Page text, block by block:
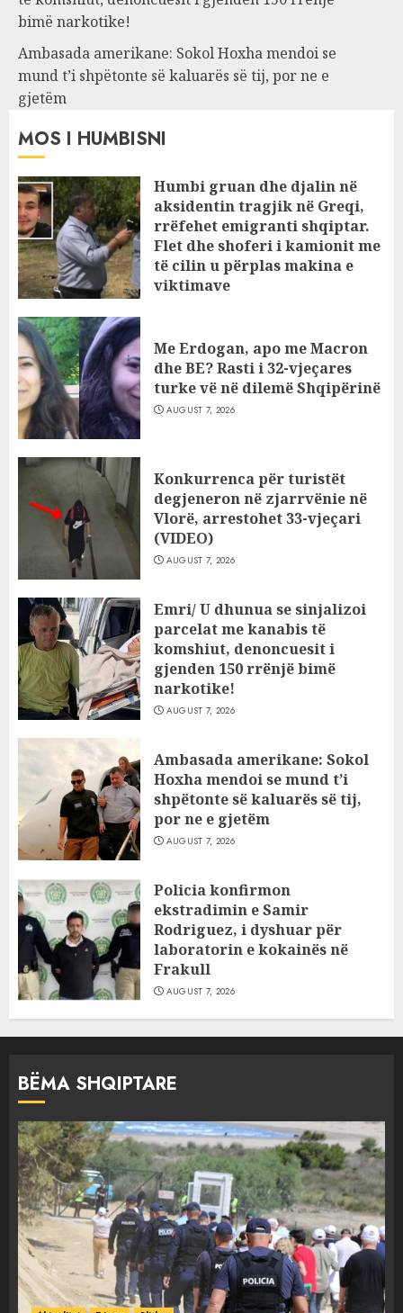
bimë narkotike!
Ambasada amerikane: Sokol Hoxha mendoi se
mund t’i shpëtonte së kaluarës së tij, por ne e
gjetëm
MOS I HUMBISNI
Humbi gruan dhe djalin në
aksidentin tragjik në Greqi,
rrëfehet emigranti shqiptar.
Flet dhe shoferi i kamionit me
të cilin u përplas makina e
viktimave
Me Erdogan, apo me Macron
dhe BE? Rasti i 32-vjeçares
turke vë në dilemë Shqipërinë
AUGUST 7, 2026
Konkurrenca për turistët
degjeneron në zjarrvënie në
Vlorë, arrestohet 33-vjeçari
(VIDEO)
AUGUST 7, 2026
Emri/ U dhunua se sinjalizoi
parcelat me kanabis të
komshiut, denoncuesit i
gjenden 150 rrënjë bimë
narkotike!
AUGUST 7, 2026
Ambasada amerikane: Sokol
Hoxha mendoi se mund t’i
shpëtonte së kaluarës së tij,
por ne e gjetëm
AUGUST 7, 2026
Policia konfirmon
ekstradimin e Samir
Rodriguez, i dyshuar për
laboratorin e kokainës në
Frakull
AUGUST 7, 2026
BËMA SHQIPTARE